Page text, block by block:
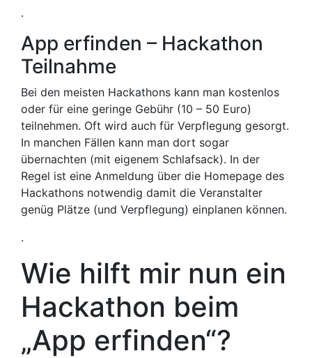
.
App erfinden – Hackathon
Teilnahme
Bei den meisten Hackathons kann man kostenlos
oder für eine geringe Gebühr (10 – 50 Euro)
teilnehmen. Oft wird auch für Verpflegung gesorgt.
In manchen Fällen kann man dort sogar
übernachten (mit eigenem Schlafsack). In der
Regel ist eine Anmeldung über die Homepage des
Hackathons notwendig damit die Veranstalter
genüg Plätze (und Verpflegung) einplanen können.
.
Wie hilft mir nun ein
Hackathon beim
„App erfinden“?